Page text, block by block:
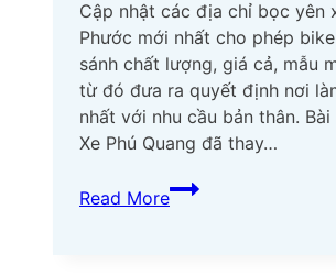
Cập nhật các địa chỉ bọc yên
Phước mới nhất cho phép
sánh chất lượng, giá cả, mẫu
từ đó đưa ra quyết định nơi
nhất với nhu cầu bản thân. Bài
Xe Phú Quang đã thay…
Read More
Top
06